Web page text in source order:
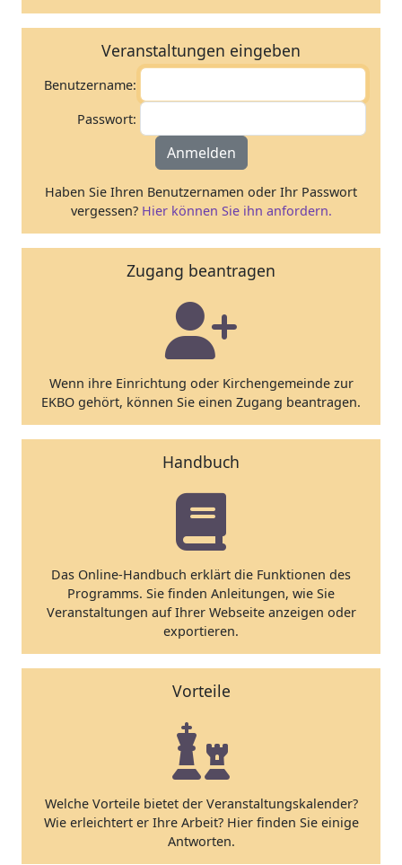
Veranstaltungen eingeben
Benutzername:
Passwort:
Anmelden
Haben Sie Ihren Benutzernamen oder Ihr Passwort
vergessen? Hier können Sie ihn anfordern.
Zugang beantragen
Wenn ihre Einrichtung oder Kirchengemeinde zur
EKBO gehört, können Sie einen Zugang beantragen.
Handbuch
Das Online-Handbuch erklärt die Funktionen des
Programms. Sie finden Anleitungen, wie Sie
Veranstaltungen auf Ihrer Webseite anzeigen oder
exportieren.
Vorteile
Welche Vorteile bietet der Veranstaltungskalender?
Wie erleichtert er Ihre Arbeit? Hier finden Sie einige
Antworten.